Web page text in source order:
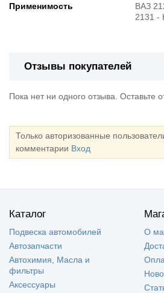
Применимость
ВАЗ
2131 -
Отзывы покупателей
Пока нет ни одного отзыва. Оставьте
Только авторизованные
комментарии Вход
Каталог
Подвеска автомобилей
Автозапчасти
Автохимия, Масла и
фильтры
Аксессуары
О